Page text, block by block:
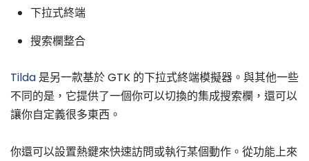
下拉式終端
搜索欄整合
Tilda 是另一款基於 GTK 的下拉式終端模擬器。與其他一些
不同的是，它提供了一個你可以切換的集成搜索欄，還可以
讓你自定義很多東西。
你還可以設置熱鍵來快速訪問或執行某個動作。從功能上來